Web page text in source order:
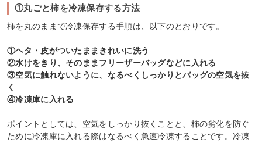
①丸ごと柿を冷凍保存する方法
柿を丸のままで冷凍保存する手順は、以下のとおりです。
①ヘタ・皮がついたままきれいに洗う
②水けをきり、そのままフリーザーバッグなどに入れる
③空気に触れないように、なるべくしっかりとバッグの空気を抜
く
④冷凍庫に入れる
ポイントとしては、空気をしっかり抜くことと、柿の劣化を防ぐ
ために冷凍庫に入れる際はなるべく急速冷凍することです。冷凍